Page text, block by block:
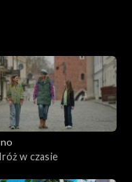
w czasie